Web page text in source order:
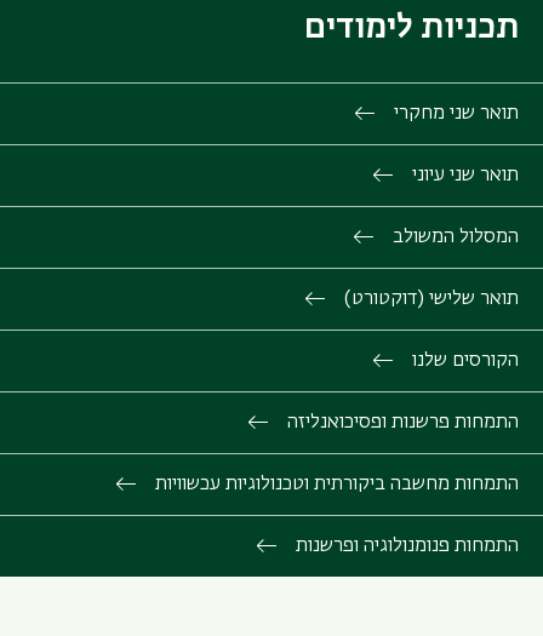
תכניות לימודים
תואר שני מחקרי
תואר שני עיוני
המסלול המשולב
תואר שלישי (דוקטורט)
הקורסים שלנו
התמחות פרשנות ופסיכואנליזה
התמחות מחשבה ביקורתית וטכנולוגיות עכשוויות
התמחות פנומנולוגיה ופרשנות